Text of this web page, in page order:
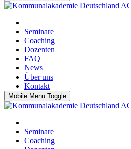
Seminare
Coaching
Dozenten
FAQ
News
Über uns
Kontakt
Mobile Menu Toggle
Seminare
Coaching